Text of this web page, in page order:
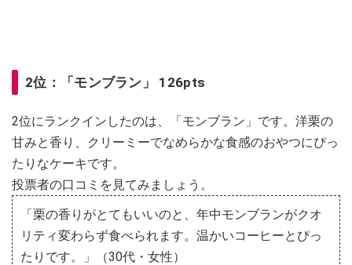
2位：「モンブラン」 126pts
2位にランクインしたのは、「モンブラン」です。洋栗の
甘みと香り、クリーミーでなめらかな食感のおやつにぴっ
たりなケーキです。
投票者の口コミを見てみましょう。
「栗の香りがとてもいいのと、年中モンブランがクオ
リティ変わらず食べられます。温かいコーヒーとぴっ
たりです。」（30代・女性）